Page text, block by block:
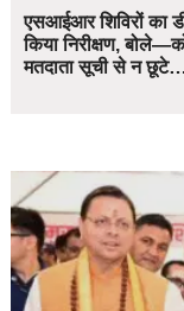
एसआईआर शिविरों का
किया निरीक्षण,
मतदाता सूची से न